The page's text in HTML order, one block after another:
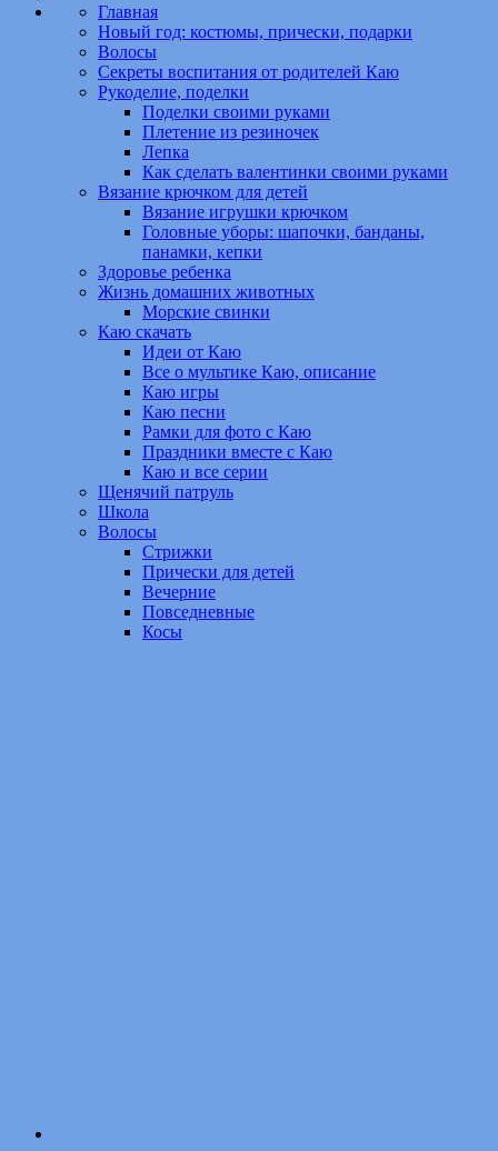
Главная
Новый год: костюмы, прически, подарки
Волосы
Секреты воспитания от родителей Каю
Рукоделие, поделки
Поделки своими руками
Плетение из резиночек
Лепка
Как сделать валентинки своими руками
Вязание крючком для детей
Вязание игрушки крючком
Головные уборы: шапочки, банданы,
панамки, кепки
Здоровье ребенка
Жизнь домашних животных
Морские свинки
Каю скачать
Идеи от Каю
Все о мультике Каю, описание
Каю игры
Каю песни
Рамки для фото с Каю
Праздники вместе с Каю
Каю и все серии
Щенячий патруль
Школа
Волосы
Стрижки
Прически для детей
Вечерние
Повседневные
Косы